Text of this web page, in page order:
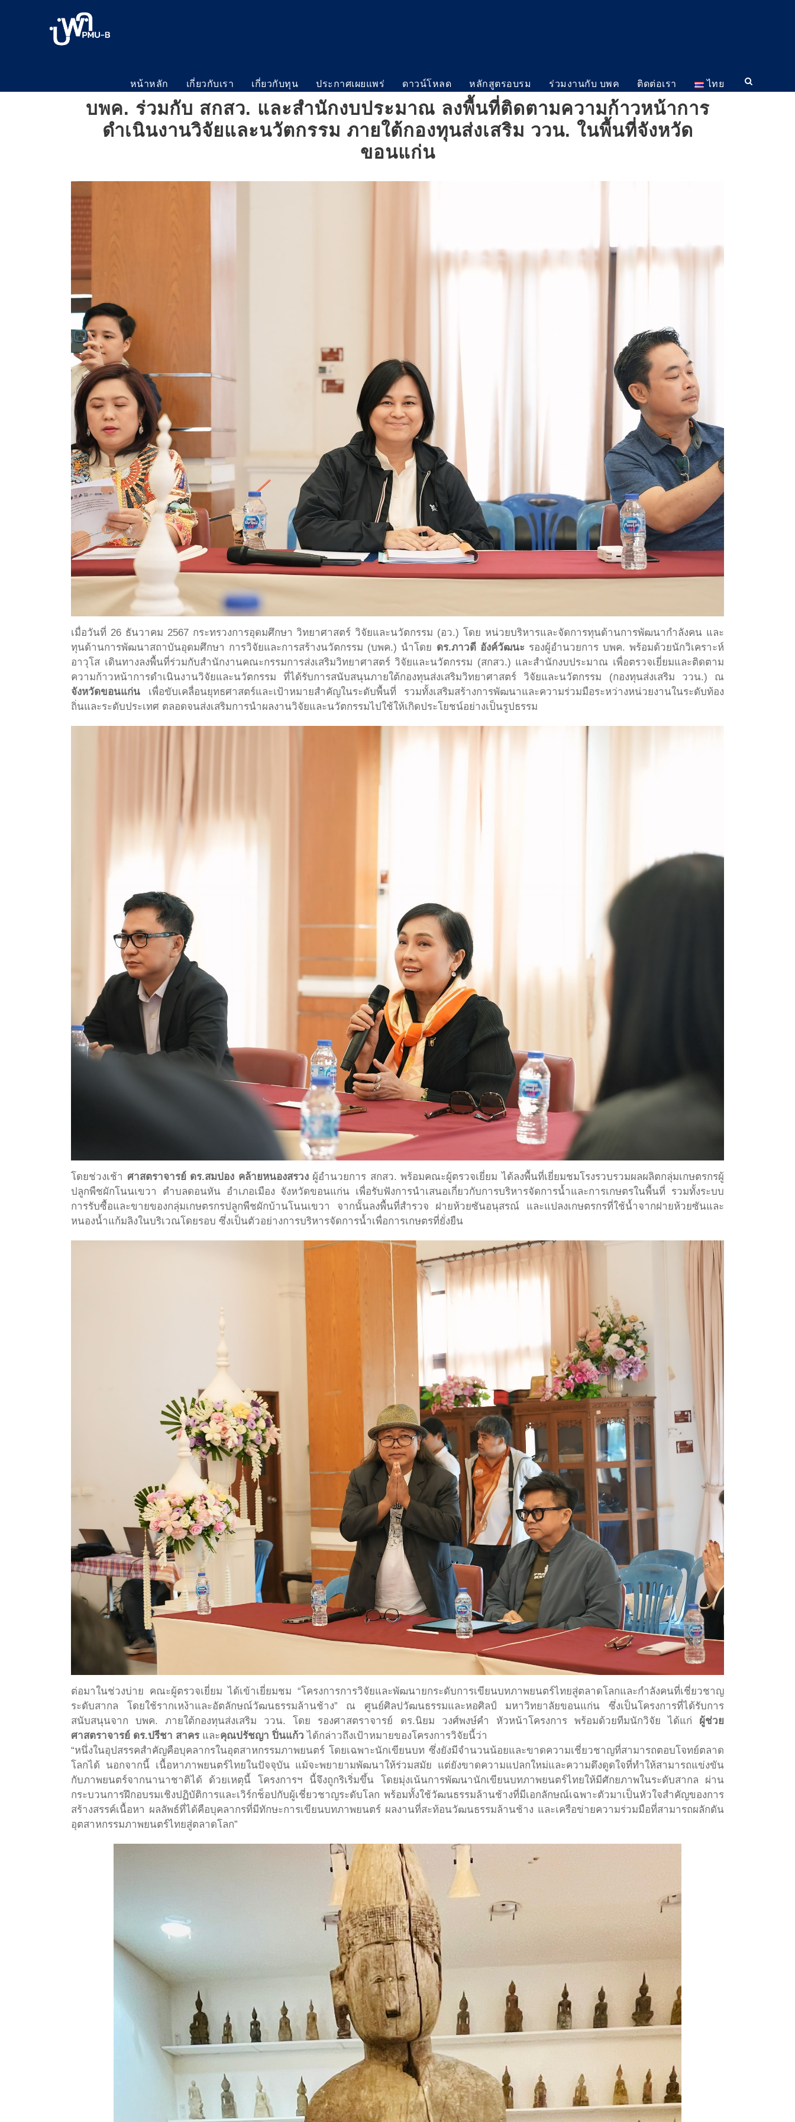
หน้าหลัก เกี่ยวกับเรา เกี่ยวกับทุน ประกาศเผยแพร่ ดาวน์โหลด หลักสูตรอบรม ร่วมงานกับ บพค ติดต่อเรา ไทย
บพค. ร่วมกับ สกสว. และสำนักงบประมาณ ลงพื้นที่ติดตามความก้าวหน้าการ
ดำเนินงานวิจัยและนวัตกรรม ภายใต้กองทุนส่งเสริม ววน. ในพื้นที่จังหวัด
ขอนแก่น
เมื่อวันที่ 26 ธันวาคม 2567 กระทรวงการอุดมศึกษา วิทยาศาสตร์ วิจัยและนวัตกรรม (อว.) โดย หน่วยบริหารและจัดการทุนด้านการพัฒนากำลังคน และ
ทุนด้านการพัฒนาสถาบันอุดมศึกษา การวิจัยและการสร้างนวัตกรรม (บพค.) นำโดย ดร.ภาวดี อังค์วัฒนะ รองผู้อำนวยการ บพค. พร้อมด้วยนักวิเคราะห์
อาวุโส เดินทางลงพื้นที่ร่วมกับสำนักงานคณะกรรมการส่งเสริมวิทยาศาสตร์ วิจัยและนวัตกรรม (สกสว.) และสำนักงบประมาณ เพื่อตรวจเยี่ยมและติดตาม
ความก้าวหน้าการดำเนินงานวิจัยและนวัตกรรม ที่ได้รับการสนับสนุนภายใต้กองทุนส่งเสริมวิทยาศาสตร์ วิจัยและนวัตกรรม (กองทุนส่งเสริม ววน.) ณ
จังหวัดขอนแก่น เพื่อขับเคลื่อนยุทธศาสตร์และเป้าหมายสำคัญในระดับพื้นที่ รวมทั้งเสริมสร้างการพัฒนาและความร่วมมือระหว่างหน่วยงานในระดับท้อง
ถิ่นและระดับประเทศ ตลอดจนส่งเสริมการนำผลงานวิจัยและนวัตกรรมไปใช้ให้เกิดประโยชน์อย่างเป็นรูปธรรม
โดยช่วงเช้า ศาสตราจารย์ ดร.สมปอง คล้ายหนองสรวงผู้อำนวยการ สกสว. พร้อมคณะผู้ตรวจเยี่ยม ได้ลงพื้นที่เยี่ยมชมโรงรวบรวมผลผลิตกลุ่มเกษตรกรผู้
ปลูกพืชผักโนนเขวา ตำบลดอนหัน อำเภอเมือง จังหวัดขอนแก่น เพื่อรับฟังการนำเสนอเกี่ยวกับการบริหารจัดการน้ำและการเกษตรในพื้นที่ รวมทั้งระบบ
การรับซื้อและขายของกลุ่มเกษตรกรปลูกพืชผักบ้านโนนเขวา จากนั้นลงพื้นที่สำรวจ ฝายห้วยซันอนุสรณ์ และแปลงเกษตรกรที่ใช้น้ำจากฝายห้วยซันและ
หนองน้ำแก้มลิงในบริเวณโดยรอบ ซึ่งเป็นตัวอย่างการบริหารจัดการน้ำเพื่อการเกษตรที่ยั่งยืน
ต่อมาในช่วงบ่าย คณะผู้ตรวจเยี่ยม ได้เข้าเยี่ยมชม “โครงการการวิจัยและพัฒนายกระดับการเขียนบทภาพยนตร์ไทยสู่ตลาดโลกและกำลังคนที่เชี่ยวชาญ
ระดับสากล โดยใช้รากเหง้าและอัตลักษณ์วัฒนธรรมล้านช้าง” ณ ศูนย์ศิลปวัฒนธรรมและหอศิลป์ มหาวิทยาลัยขอนแก่น ซึ่งเป็นโครงการที่ได้รับการ
สนับสนุนจาก บพค. ภายใต้กองทุนส่งเสริม ววน. โดย รองศาสตราจารย์ ดร.นิยม วงศ์พงษ์คำ หัวหน้าโครงการ พร้อมด้วยทีมนักวิจัย ได้แก่ ผู้ช่วย
ศาสตราจารย์ ดร.ปรีชา สาครและคุณปรัชญา ปิ่นแก้ว ได้กล่าวถึงเป้าหมายของโครงการวิจัยนี้ว่า
“หนึ่งในอุปสรรคสำคัญคือบุคลากรในอุตสาหกรรมภาพยนตร์ โดยเฉพาะนักเขียนบท ซึ่งยังมีจำนวนน้อยและขาดความเชี่ยวชาญที่สามารถตอบโจทย์ตลาด
โลกได้ นอกจากนี้ เนื้อหาภาพยนตร์ไทยในปัจจุบัน แม้จะพยายามพัฒนาให้ร่วมสมัย แต่ยังขาดความแปลกใหม่และความดึงดูดใจที่ทำให้สามารถแข่งขัน
กับภาพยนตร์จากนานาชาติได้ ด้วยเหตุนี้ โครงการฯ นี้จึงถูกริเริ่มขึ้น โดยมุ่งเน้นการพัฒนานักเขียนบทภาพยนตร์ไทยให้มีศักยภาพในระดับสากล ผ่าน
กระบวนการฝึกอบรมเชิงปฏิบัติการและเวิร์กช็อปกับผู้เชี่ยวชาญระดับโลก พร้อมทั้งใช้วัฒนธรรมล้านช้างที่มีเอกลักษณ์เฉพาะตัวมาเป็นหัวใจสำคัญของการ
สร้างสรรค์เนื้อหา ผลลัพธ์ที่ได้คือบุคลากรที่มีทักษะการเขียนบทภาพยนตร์ ผลงานที่สะท้อนวัฒนธรรมล้านช้าง และเครือข่ายความร่วมมือที่สามารถผลักดัน
อุตสาหกรรมภาพยนตร์ไทยสู่ตลาดโลก”